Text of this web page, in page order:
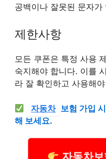
공백이나 잘못된 문자가
제한사항
모든 쿠폰은 특정 사용
숙지해야 합니다. 이를
라 잘 확인하고 사용해
자동차 보험 가입
해 보세요.